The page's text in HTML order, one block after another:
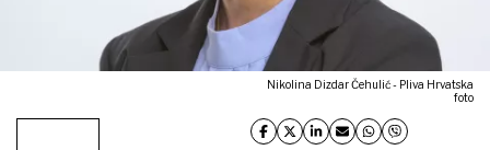
Nikolina Dizdar Čehulić - Pliva Hrvatska
foto